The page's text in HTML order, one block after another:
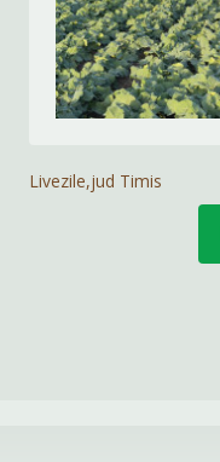
Livezile,jud Timis